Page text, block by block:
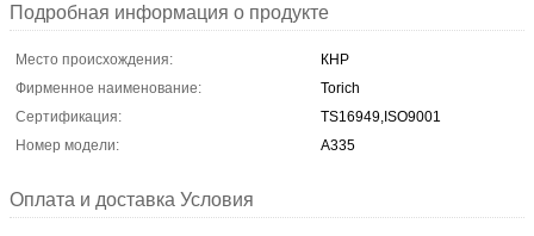
Подробная информация о продукте
Место происхождения:
КНР
Фирменное наименование:
Torich
Сертификация:
TS16949,ISO9001
Номер модели:
А335
Оплата и доставка Условия